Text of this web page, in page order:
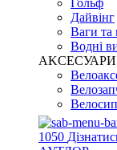
Гольф
Дайвінг
Ваги та
Водні
AKCЕСУАРИ
1050